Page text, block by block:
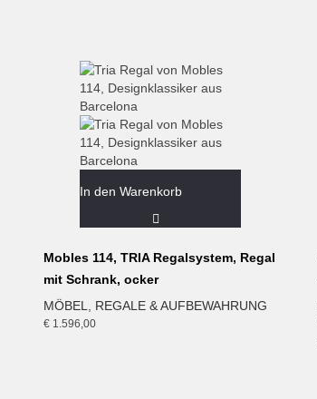
In den Warenkorb
Mobles 114, TRIA Regalsystem, Regal
mit Schrank, ocker
MÖBEL
REGALE & AUFBEWAHRUNG
€ 1.596,00